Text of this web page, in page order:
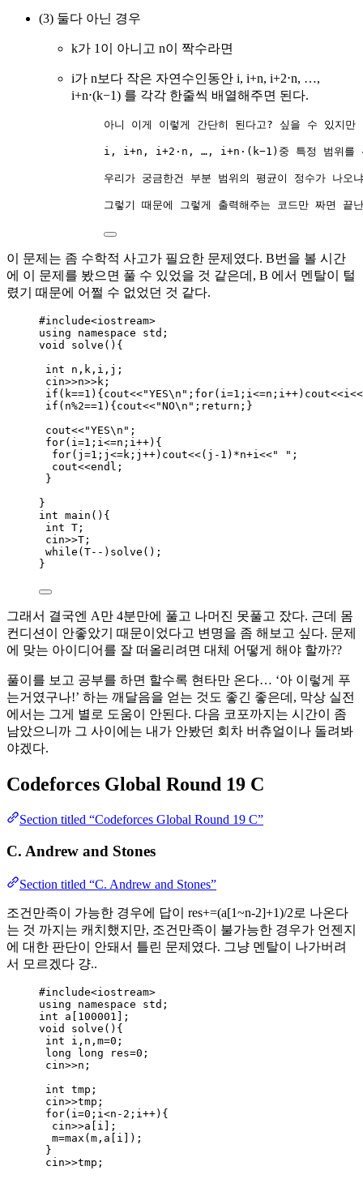
(3) 둘다 아닌 경우
k가 1이 아니고 n이 짝수라면
i가 n보다 작은 자연수인동안 i, i+n, i+2⋅n, …,
i+n⋅(k−1) 를 각각 한줄씩 배열해주면 된다.
아니 이게 이렇게 간단히 된다고? 싶을 수 있지만
i, i+n, i+2⋅n, …, i+n⋅(k−1)중 특정 범위를 선
우리가 궁금한건 부분 범위의 평균이 정수가 나
그렇기 때문에 그렇게 출력해주는 코드만 짜면 끝
이 문제는 좀 수학적 사고가 필요한 문제였다. B번을 볼 시간
에 이 문제를 봤으면 풀 수 있었을 것 같은데, B 에서 멘탈이 털
렸기 때문에 어쩔 수 없었던 것 같다.
#include<iostream>
using namespace std;
void
solve (){
int n,k,i,j;
cin>>n>>k;
if (k==1 ){cout<<"YES\n " ; for(i =1 ;i <=n;i ++)cout<<i <<
if (n%2==1 ){cout<<"NO\n " ; return ;}
cout<<"YES\n " ;
for(i =1 ;i <=n;i ++){
for(j =1 ;j <=k;j ++)cout<<(j - 1 ) *n+i <<" " ;
cout<<endl;
}
}
int main (){
int T;
cin>>T;
while (T-- ) solve() ;
}
그래서 결국엔 A만 4분만에 풀고 나머진 못풀고 잤다. 근데 몸
컨디션이 안좋았기 때문이었다고 변명을 좀 해보고 싶다. 문제
에 맞는 아이디어를 잘 떠올리려면 대체 어떻게 해야 할까??
풀이를 보고 공부를 하면 할수록 현타만 온다… ‘아 이렇게 푸
는거였구나!’ 하는 깨달음을 얻는 것도 좋긴 좋은데, 막상 실전
에서는 그게 별로 도움이 안된다. 다음 코포까지는 시간이 좀
남았으니까 그 사이에는 내가 안봤던 회차 버츄얼이나 돌려봐
야겠다.
Codeforces Global Round 19 C
Section titled “Codeforces Global Round 19 C”
C. Andrew and Stones
Section titled “C. Andrew and Stones”
조건만족이 가능한 경우에 답이 res+=(a[1~n-2]+1)/2로 나온다
는 것 까지는 캐치했지만, 조건만족이 불가능한 경우가 언젠지
에 대한 판단이 안돼서 틀린 문제였다. 그냥 멘탈이 나가버려
서 모르겠다 걍..
#include<iostream>
using namespace std;
int
a 100001
];
void
solve (){
int i,n,m=0 ;
long
long res=0 ;
cin>>n;
int tmp;
cin>>tmp;
for(i =0 ;i <n - 2 ;i ++){
cin>>a [i];
m=max(m, a [i]) ;
}
cin>>tmp;